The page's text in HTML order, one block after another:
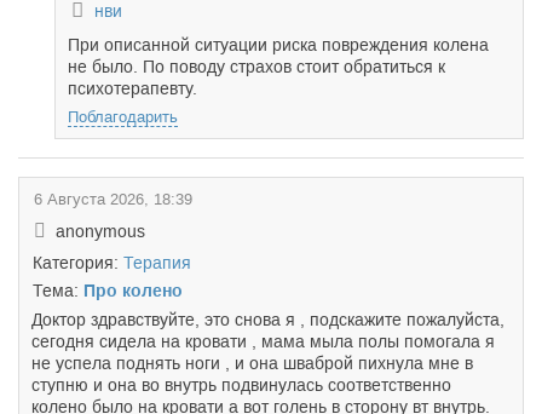
нви
При описанной ситуации риска повреждения колена
не было. По поводу страхов стоит обратиться к
психотерапевту.
Поблагодарить
6 Августа 2026, 18:39
anonymous
Категория: Терапия
Тема: Про колено
Доктор здравствуйте, это снова я , подскажите пожалуйста,
сегодня сидела на кровати , мама мыла полы помогала я
не успела поднять ноги , и она шваброй пихнула мне в
ступню и она во внутрь подвинулась соответственно
колено было на кровати а вот голень в сторону вт внутрь.